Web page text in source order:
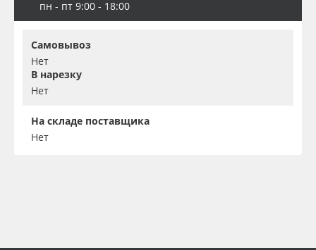
пн - пт 9:00 - 18:00
Самовывоз
Нет
В нарезку
Нет
На складе поставщика
Нет